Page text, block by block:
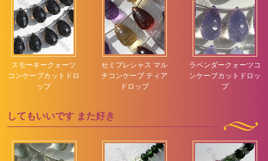
スモーキークォーツ
コンケーブカットドロ
ップ
セミプレシャス マル
チコンケーブ ティア
ドロップ
ラベンダークォーツコ
ンケーブカットドロッ
プ
してもいいです また好き